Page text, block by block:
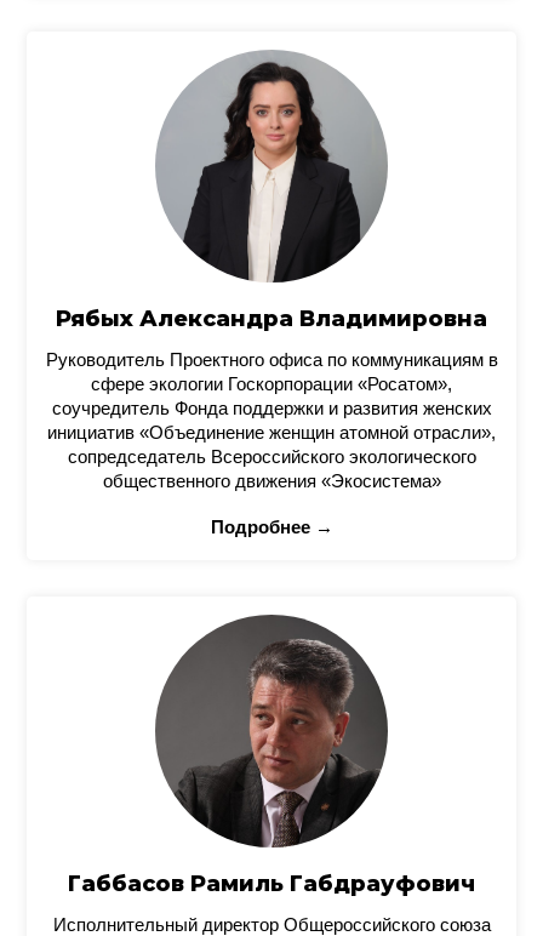
Рябых Александра Владимировна
Руководитель Проектного офиса по коммуникациям в
сфере экологии Госкорпорации «Росатом»,
соучредитель Фонда поддержки и развития женских
инициатив «Объединение женщин атомной отрасли»,
сопредседатель Всероссийского экологического
общественного движения «Экосистема»
Подробнее →
Габбасов Рамиль Габдрауфович
Исполнительный директор Общероссийского союза